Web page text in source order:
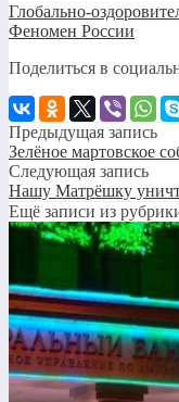
Глобально-
Феномен России
Поделиться в
Предыдущая запись
Зелёное мартовское
Следующая запись
Нашу Матрёшку
Ещё записи из